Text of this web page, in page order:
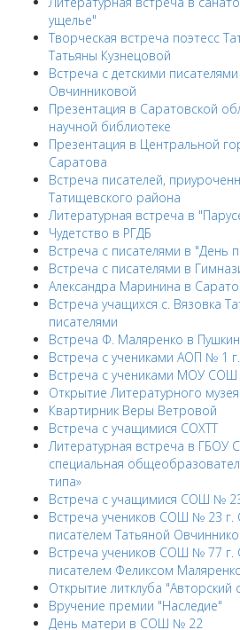
ущелье"
Творческая встреча поэтесс
Татьяны Кузнецовой
Встреча с детскими
Овчинниковой
Презентация в Саратовской
научной библиотеке
Презентация в Центральной
Саратова
Встреча писателей,
Татищевского района
Литературная встреча в
Чудетство в РГДБ
Встреча с писателями в "День
Встреча с писателями в
Александра Маринина в
Встреча учащихся с. Вязовка
писателями
Встреча Ф. Маляренко в
Встреча с учениками АОП № 1
Встреча с учениками МОУ
Открытие Литературного
Квартирник Веры Ветровой
Встреча с учащимися СОХТТ
Литературная встреча в ГБОУ
специальная
типа»
Встреча с учащимися СОШ №
Встреча учеников СОШ № 23 г.
писателем Татьяной
Встреча учеников СОШ № 77 г.
писателем Феликсом
Открытие литклуба "Авторский
Вручение премии "Наследие"
День матери в СОШ № 22